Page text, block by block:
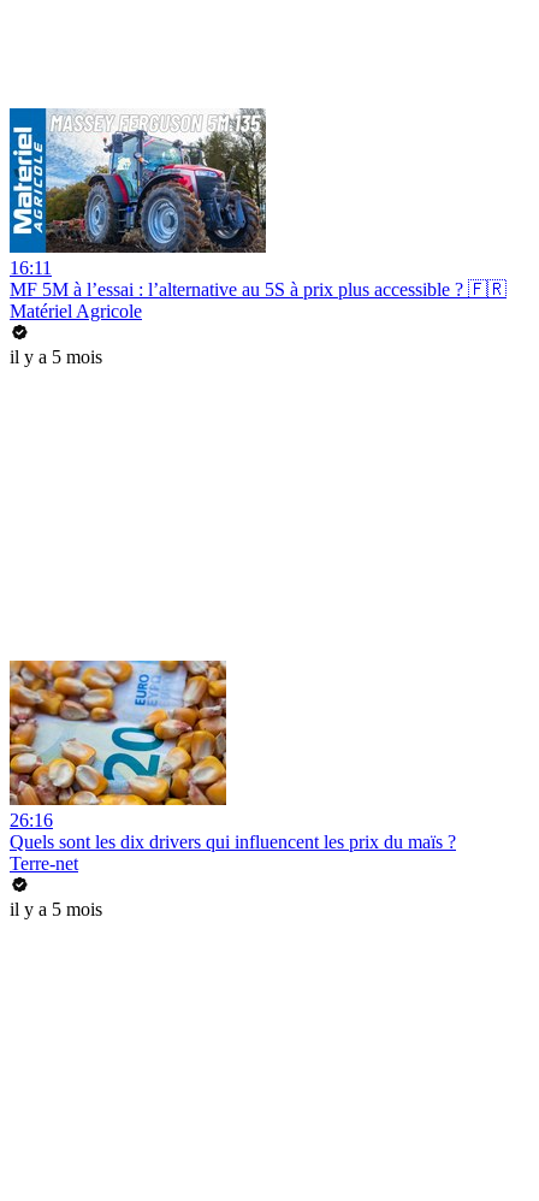
16:11
MF 5M à l’essai : l’alternative au 5S à prix plus accessible ? 🇫🇷
Matériel Agricole
il y a 5 mois
26:16
Quels sont les dix drivers qui influencent les prix du maïs ?
Terre-net
il y a 5 mois